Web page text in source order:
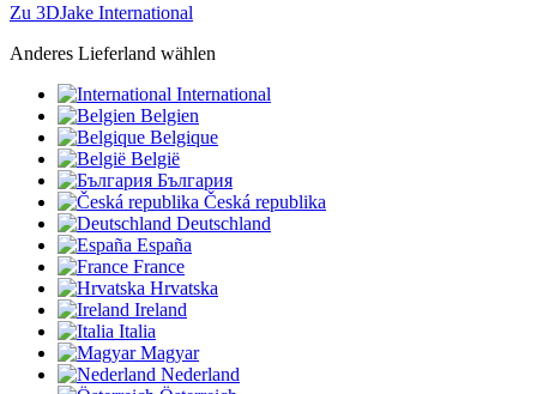
Zu 3DJake International
Anderes Lieferland wählen
International
Belgien
Belgique
België
България
Česká republika
Deutschland
España
France
Hrvatska
Ireland
Italia
Magyar
Nederland